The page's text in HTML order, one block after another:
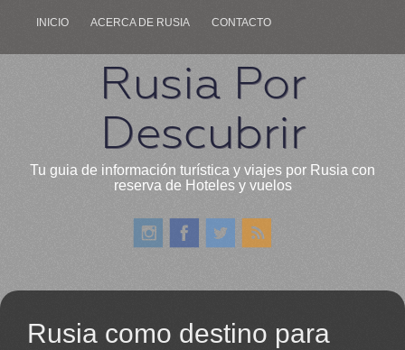
INICIO ACERCA DE RUSIA CONTACTO
Rusia Por
Descubrir
Tu guia de información turística y viajes por Rusia con
reserva de Hoteles y vuelos
Rusia como destino para